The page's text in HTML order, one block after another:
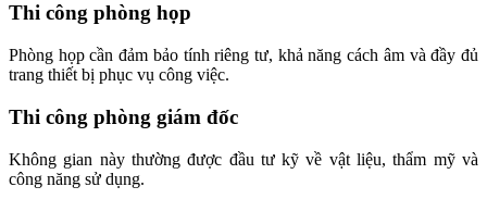
Thi công phòng họp
Phòng họp cần đảm bảo tính riêng tư, khả năng cách âm và đầy đủ
trang thiết bị phục vụ công việc.
Thi công phòng giám đốc
Không gian này thường được đầu tư kỹ về vật liệu, thẩm mỹ và
công năng sử dụng.